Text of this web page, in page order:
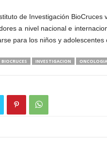
de Investigación
a nivel nacional e
para los niños y
BIOCRUCES INVESTIGACION